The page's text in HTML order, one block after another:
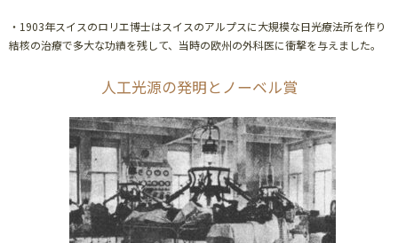
・1903年スイスのロリエ博士はスイスのアルプスに大規模な日光療法所を作り
結核の治療で多大な功績を残して、当時の欧州の外科医に衝撃を与えました。
人工光源の発明とノーベル賞